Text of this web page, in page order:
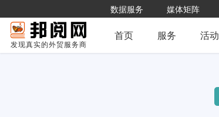
数据服务 媒体矩阵
发现真实的外贸服务商
首页 服务 活动